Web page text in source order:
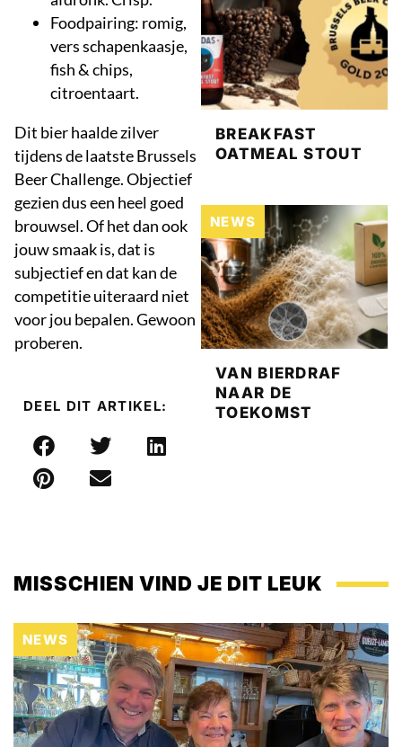
Foodpairing: romig,
vers schapenkaasje,
fish & chips,
citroentaart.
Dit bier haalde zilver
tijdens de laatste Brussels
Beer Challenge. Objectief
gezien dus een heel goed
brouwsel. Of het dan ook
jouw smaak is, dat is
subjectief en dat kan de
competitie uiteraard niet
voor jou bepalen. Gewoon
proberen.
DEEL DIT ARTIKEL:
BREAKFAST
OATMEAL STOUT
NEWS
VAN BIERDRAF
NAAR DE
TOEKOMST
MISSCHIEN VIND JE DIT LEUK
NEWS